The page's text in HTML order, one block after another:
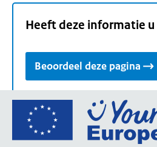
Heeft deze informatie
Beoordeel deze pagina